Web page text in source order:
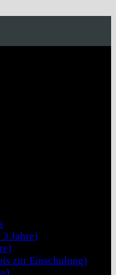
Jahre)
zur Einschulung)